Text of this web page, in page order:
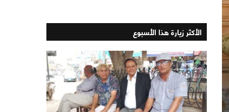
الأكثر زيارة هذا الأسبوع